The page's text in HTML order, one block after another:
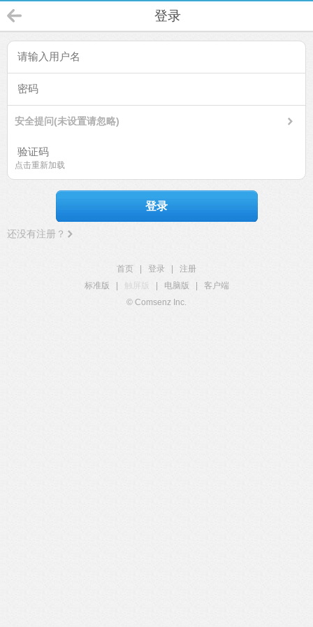
登录
安全提问(未设置请忽略)
点击重新加载
登录
还没有注册？
首页 登录
注册
标准版
触屏版 电脑版
客户端
© Comsenz Inc.